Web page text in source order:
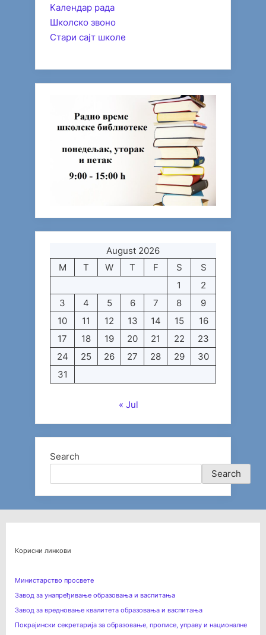
Календар рада
Школско звоно
Стари сајт школе
August 2026
M
T W T F S
S
1
2
3
4 5 6 7 8
9
10
11 12 13 14 15
16
17
18 19 20 21 22
23
24
25 26 27 28 29
30
31
« Jul
Search
Search
Корисни линкови
Министарство просвете
Завод за унапређивање образовања и васпитања
Завод за вредновање квалитета образовања и васпитања
Покрајински секретарија за образовање, прописе, управу и националне